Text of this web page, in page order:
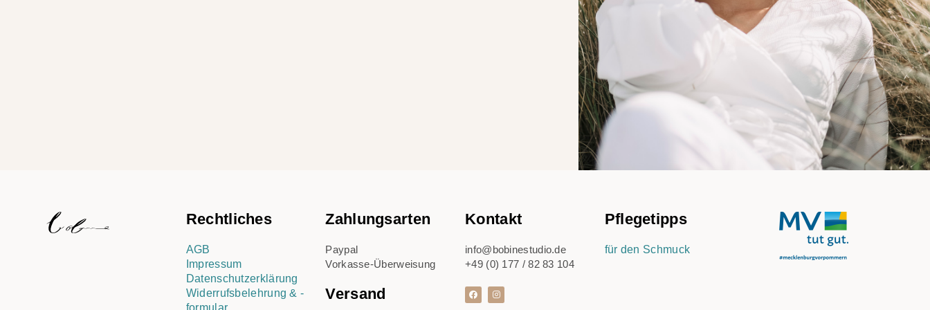
Rechtliches
AGB
Impressum
Datenschutzerklärung
Widerrufsbelehrung & -
formular
Zahlungsarten
Paypal
Vorkasse-Überweisung
Versand
Kontakt
info@bobinestudio.de
+49 (0) 177 / 82 83 104
Pflegetipps
für den Schmuck